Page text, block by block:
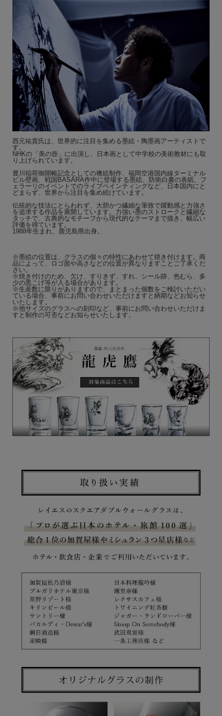
西元祐貴氏は、世界的に注目を集める墨絵・陶墨画アーティストで
す。
NHKの「美の壺」に出演し、日本画として中学校の美術教材にも取
り上げられています。
豊川稲荷御開帳記念としての襖絵制作、福岡空港国内線ターミナル
ビル壁画、戦国BASARA作中に登場する墨絵、防衛白書の表紙、フ
ェラーリのイベントでのライブペインティングなど、日本国内にと
どまらず、世界から注目を集め続けています。
伝統的な技法にとらわれず、大胆かつ繊細な筆致で躍動感と力強さ
を追求する作品を展開しています。力強い墨のストロークと繊細な
タッチで、古典的なモチーフから現代的なテーマまで描き、幅広い
評価を得ています。
1988年生まれ、鹿児島県出身。
※墨絵の位置は、グラスの個々の特性にあわせて焼き付けます。商
品によって、ロゴ面や高さなどの位置が異なりますことご了承くだ
さい。
※焼き付けのため、欠け、すりきず、すれ、シール跡、色むら、多
少の黒こげ等が入る場合があります。
※生産数に限りがありますので、まとまった個数をご検討いただい
ている場合、事前にお問い合わせいただけますと納期などお知らせ
いたします。
※他サイズのグラスへの刻印など、事前にお問い合わせいただけま
すと制作の可否などお知らせいたします。